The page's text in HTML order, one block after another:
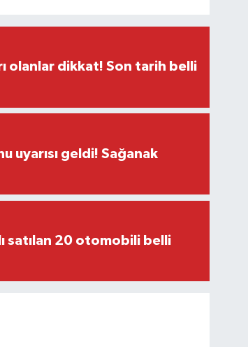
olanlar dikkat! Son tarih belli
geldi! Sağanak
satılan 20 otomobili belli